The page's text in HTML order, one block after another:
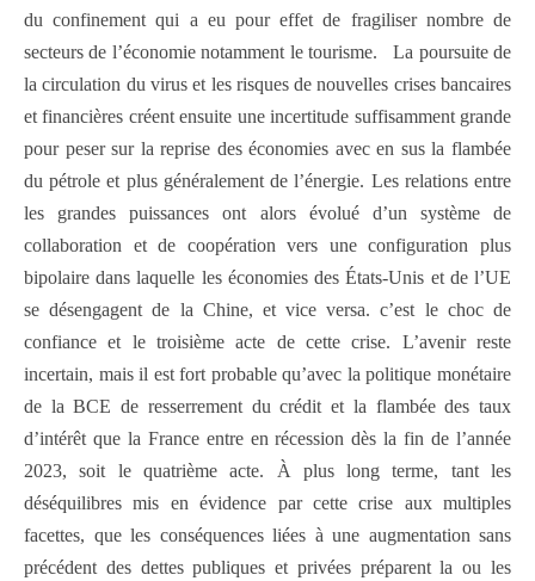
du confinement qui a eu pour effet de fragiliser nombre de
secteurs de l’économie notamment le tourisme. La poursuite de
la circulation du virus et les risques de nouvelles crises bancaires
et financières créent ensuite une incertitude suffisamment grande
pour peser sur la reprise des économies avec en sus la flambée
du pétrole et plus généralement de l’énergie. Les relations entre
les grandes puissances ont alors évolué d’un système de
collaboration et de coopération vers une configuration plus
bipolaire dans laquelle les économies des États-Unis et de l’UE
se désengagent de la Chine, et vice versa. c’est le choc de
confiance et le troisième acte de cette crise. L’avenir reste
incertain, mais il est fort probable qu’avec la politique monétaire
de la BCE de resserrement du crédit et la flambée des taux
d’intérêt que la France entre en récession dès la fin de l’année
2023, soit le quatrième acte. À plus long terme, tant les
déséquilibres mis en évidence par cette crise aux multiples
facettes, que les conséquences liées à une augmentation sans
précédent des dettes publiques et privées préparent la ou les